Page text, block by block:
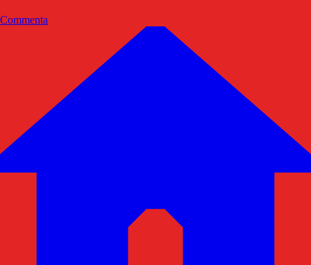
Commenta